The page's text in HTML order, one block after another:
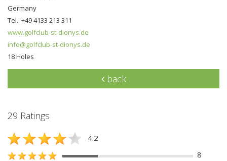
Germany
Tel.: +49 4133 213 311
www.golfclub-st-dionys.de
info@golfclub-st-dionys.de
18 Holes
back
29 Ratings
4.2
8